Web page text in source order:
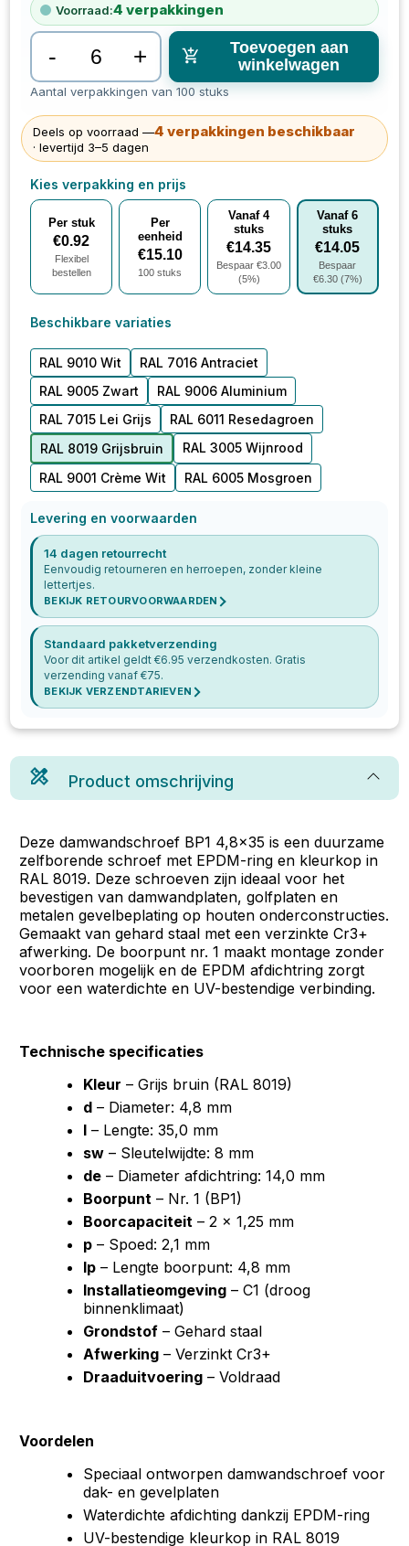
Voorraad:4 verpakkingen
- +
Toevoegen aan
winkelwagen
Aantal verpakkingen van 100 stuks
Deels op voorraad —4 verpakkingen beschikbaar
· levertijd 3–5 dagen
Kies verpakking en prijs
Per stuk
€0.92
Flexibel
bestellen
Per
eenheid
€15.10
100 stuks
Vanaf4
stuks
€14.35
Bespaar €3.00
(5%)
Vanaf6
stuks
€14.05
Bespaar
€6.30(7%)
Beschikbare variaties
RAL 9010 Wit
RAL 7016 Antraciet
RAL 9005 Zwart
RAL 9006 Aluminium
RAL 7015 Lei Grijs
RAL 6011 Resedagroen
RAL 8019 Grijsbruin
RAL 3005 Wijnrood
RAL 9001 Crème Wit
RAL 6005 Mosgroen
Levering en voorwaarden
14 dagen retourrecht
Eenvoudig retourneren en herroepen, zonder kleine
lettertjes.
BEKIJK RETOURVOORWAARDEN
Standaard pakketverzending
Voor dit artikel geldt €6.95 verzendkosten. Gratis
verzending vanaf €75.
BEKIJK VERZENDTARIEVEN
Product omschrijving
Deze damwandschroef BP1 4,8x35 is een duurzame
zelfborende schroef met EPDM-ring en kleurkop in
RAL 8019. Deze schroeven zijn ideaal voor het
bevestigen van damwandplaten, golfplaten en
metalen gevelbeplating op houten onderconstructies.
Gemaakt van gehard staal met een verzinkte Cr3+
afwerking. De boorpunt nr. 1 maakt montage zonder
voorboren mogelijk en de EPDM afdichtring zorgt
voor een waterdichte en UV-bestendige verbinding.
Technische specificaties
Kleur – Grijs bruin (RAL 8019)
d – Diameter: 4,8 mm
l – Lengte: 35,0 mm
sw – Sleutelwijdte: 8 mm
de – Diameter afdichtring: 14,0 mm
Boorpunt – Nr. 1 (BP1)
Boorcapaciteit – 2 × 1,25 mm
p – Spoed: 2,1 mm
lp – Lengte boorpunt: 4,8 mm
Installatieomgeving – C1 (droog
binnenklimaat)
Grondstof – Gehard staal
Afwerking – Verzinkt Cr3+
Draaduitvoering – Voldraad
Voordelen
Speciaal ontworpen damwandschroef voor
dak- en gevelplaten
Waterdichte afdichting dankzij EPDM-ring
UV-bestendige kleurkop in RAL 8019